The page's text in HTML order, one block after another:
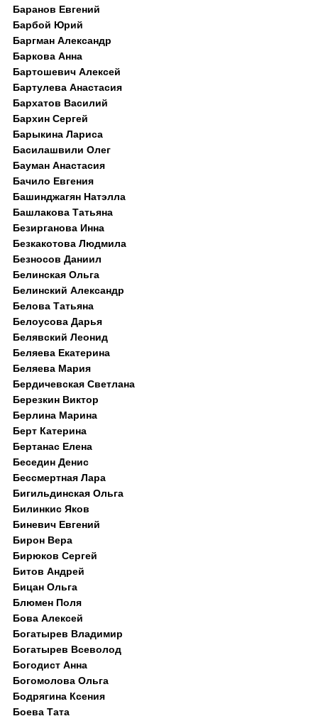
Баранов Евгений
Барбой Юрий
Баргман Александр
Баркова Анна
Бартошевич Алексей
Бартулева Анастасия
Бархатов Василий
Бархин Сергей
Барыкина Лариса
Басилашвили Олег
Бауман Анастасия
Бачило Евгения
Башинджагян Натэлла
Башлакова Татьяна
Безирганова Инна
Безкакотова Людмила
Безносов Даниил
Белинская Ольга
Белинский Александр
Белова Татьяна
Белоусова Дарья
Белявский Леонид
Беляева Екатерина
Беляева Мария
Бердичевская Светлана
Березкин Виктор
Берлина Марина
Берт Катерина
Бертанас Елена
Беседин Денис
Бессмертная Лара
Бигильдинская Ольга
Билинкис Яков
Биневич Евгений
Бирон Вера
Бирюков Сергей
Битов Андрей
Бицан Ольга
Блюмен Поля
Бова Алексей
Богатырев Владимир
Богатырев Всеволод
Богодист Анна
Богомолова Ольга
Бодрягина Ксения
Боева Тата